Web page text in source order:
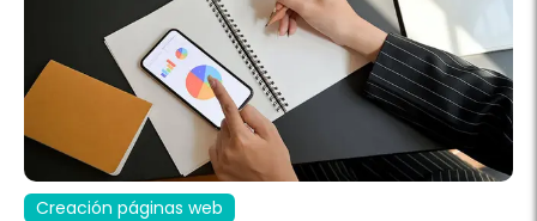
Creación páginas web